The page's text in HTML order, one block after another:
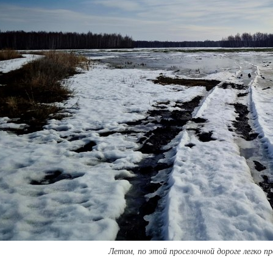
Летом, по этой проселочной дороге легко